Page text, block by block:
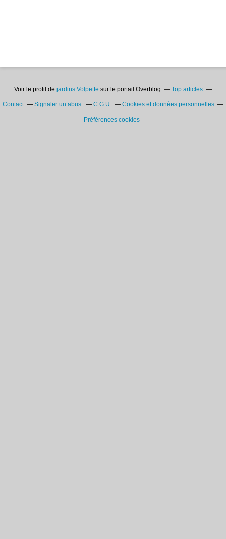
Voir le profil de jardins Volpette sur le portail Overblog Top articles
Contact Signaler un abus C.G.U. Cookies et données personnelles
Préférences cookies